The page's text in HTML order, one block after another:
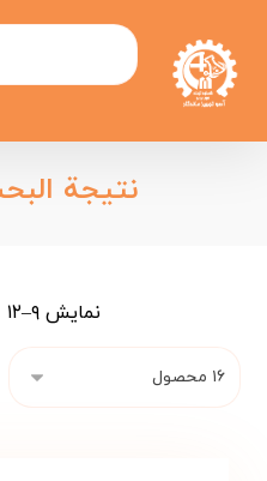
نتيجة
نمایش ۹–۱۲ از ۱۴۳ نتیجه